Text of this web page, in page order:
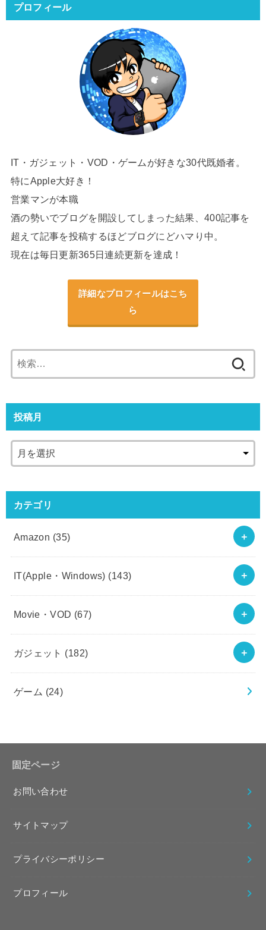
プロフィール
IT・ガジェット・VOD・ゲームが好きな30代既婚者。
特にApple大好き！
営業マンが本職
酒の勢いでブログを開設してしまった結果、400記事を
超えて記事を投稿するほどブログにどハマり中。
現在は毎日更新365日連続更新を達成！
詳細なプロフィールはこち
ら
索:
投稿月
カテゴリ
Amazon (35)
IT(Apple・Windows) (143)
Movie・VOD (67)
ガジェット (182)
ゲーム (24)
固定ページ
お問い合わせ
サイトマップ
プライバシーポリシー
プロフィール